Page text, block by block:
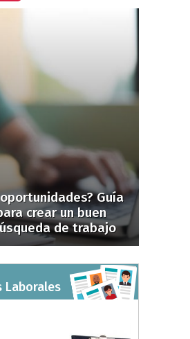
Guía
crear un buen
de trabajo
Laborales